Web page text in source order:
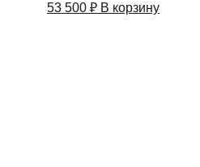
53 500 ₽ В корзину